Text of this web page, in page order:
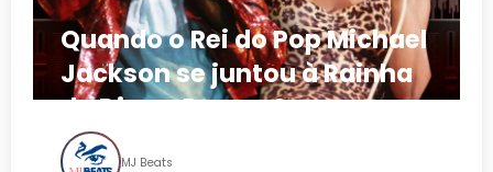
Quando o Rei do Pop Michael
Jackson se juntou à Rainha
da Disco, Donna Summer
MJ Beats